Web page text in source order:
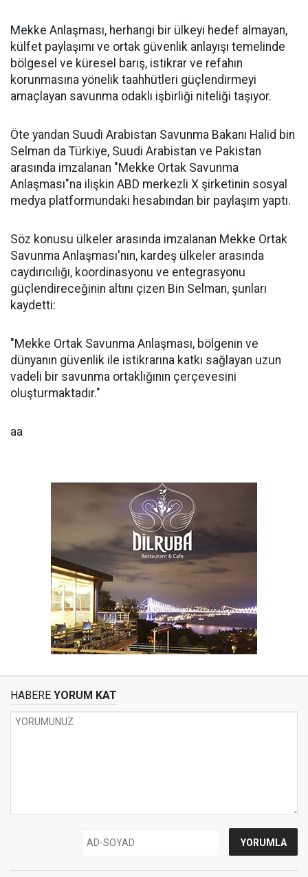
Mekke Anlaşması, herhangi bir ülkeyi hedef almayan,
külfet paylaşımı ve ortak güvenlik anlayışı temelinde
bölgesel ve küresel barış, istikrar ve refahın
korunmasına yönelik taahhütleri güçlendirmeyi
amaçlayan savunma odaklı işbirliği niteliği taşıyor.
Öte yandan Suudi Arabistan Savunma Bakanı Halid bin
Selman da Türkiye, Suudi Arabistan ve Pakistan
arasında imzalanan "Mekke Ortak Savunma
Anlaşması"na ilişkin ABD merkezli X şirketinin sosyal
medya platformundaki hesabından bir paylaşım yaptı.
Söz konusu ülkeler arasında imzalanan Mekke Ortak
Savunma Anlaşması'nın, kardeş ülkeler arasında
caydırıcılığı, koordinasyonu ve entegrasyonu
güçlendireceğinin altını çizen Bin Selman, şunları
kaydetti:
"Mekke Ortak Savunma Anlaşması, bölgenin ve
dünyanın güvenlik ile istikrarına katkı sağlayan uzun
vadeli bir savunma ortaklığının çerçevesini
oluşturmaktadır."
aa
HABERE YORUM KAT